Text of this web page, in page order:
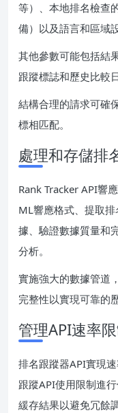
等）、本地排名檢查
備）以及語言和區域設
其他參數可能包括結
跟蹤標誌和歷史比較日
結構合理的請求可確
標相匹配。
處理和存儲排
Rank Tracker API響
ML響應格式、提取
據、驗證數據質量和
分析。
實施強大的數據管道
完整性以實現可靠的
管理API速率
排名跟蹤器API實現
跟蹤API使用限制進
緩存結果以避免冗餘